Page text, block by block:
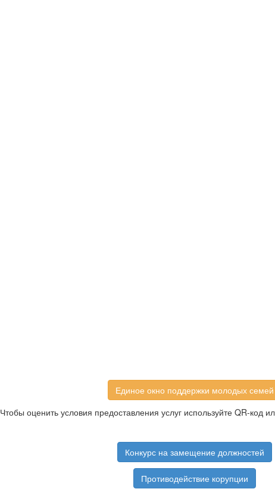
Единое окно поддержки молодых семей
Чтобы оценить условия предоставления услуг используйте QR-код
Конкурс на замещение должностей
Противодействие корупции